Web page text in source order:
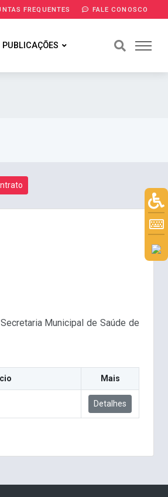
FREQUENTES FALE CONOSCO
PUBLICAÇÕES
Municipal de Saúde de
Mais
Detalhes